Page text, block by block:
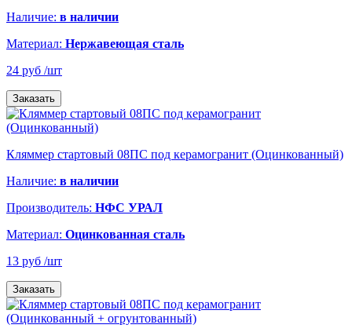
Наличие: в наличии
Материал: Нержавеющая сталь
24 руб /шт
Заказать
Кляммер стартовый 08ПС под керамогранит (Оцинкованный)
Наличие: в наличии
Производитель: НФС УРАЛ
Материал: Оцинкованная сталь
13 руб /шт
Заказать